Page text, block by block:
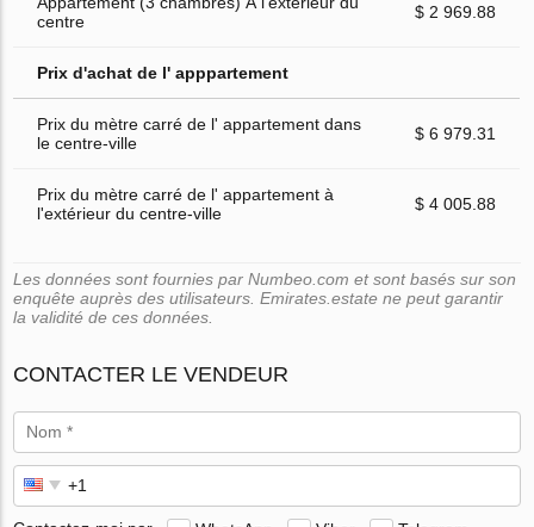
centre
$ 2 969.88
Prix d'achat de l' apppartement
Prix du mètre carré de l' appartement dans
le centre-ville
$ 6 979.31
Prix du mètre carré de l' appartement à
l'extérieur du centre-ville
$ 4 005.88
Les données sont fournies par Numbeo.com et sont basés sur son
enquête auprès des utilisateurs. Emirates.estate ne peut garantir
la validité de ces données.
CONTACTER LE VENDEUR